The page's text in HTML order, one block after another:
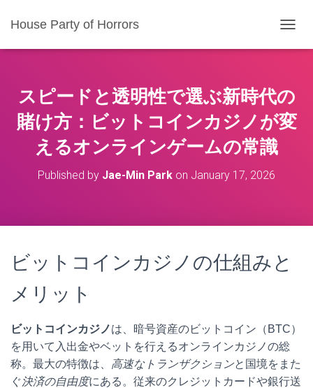
House Party of Horrors
O
L
E
N
A
スピードと透明性で選ぶ新時代の
賭け方：ビットコインカジノが変
えるオンラインゲームの常識
Published by Jae-Min Park on January 17, 2026
ビットコインカジノの仕組みと
メリット
ビットコインカジノは、暗号資産のビットコイン（BTC）
を用いて入出金やベットを行えるオンラインカジノの総
称。最大の特徴は、 高速なトランザクションと国境をまた
ぐ決済の自由度にある。従来のクレジットカードや銀行送